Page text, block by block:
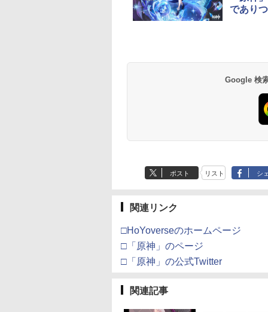
であり
Google 検
ポスト リスト シ
関連リンク
□HoYoverseのホームページ
□「原神」のページ
□「原神」の公式Twitter
関連記事